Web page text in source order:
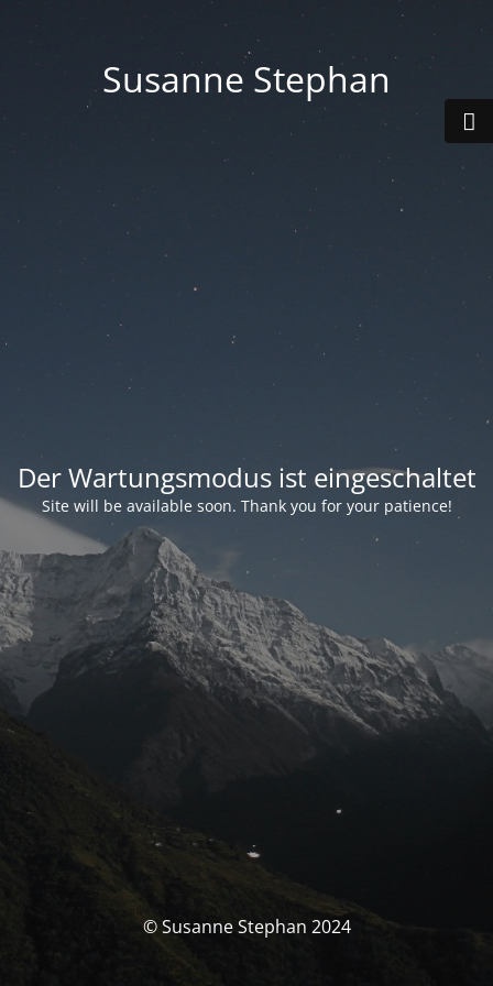
Susanne Stephan
Der Wartungsmodus ist eingeschaltet
Site will be available soon. Thank you for your patience!
© Susanne Stephan 2024